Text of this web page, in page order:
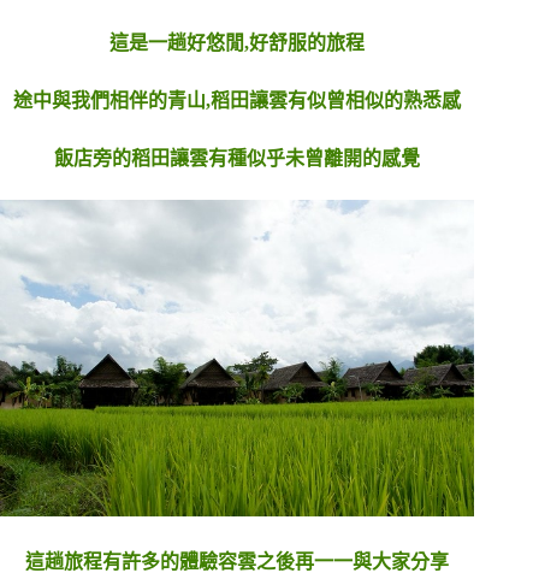
這是一趟好悠閒,好舒服的旅程
途中與我們相伴的青山,稻田讓雲有似曾相似的熟悉感
飯店旁的稻田讓雲有種似乎未曾離開的感覺
這趟旅程有許多的體驗容雲之後再一一與大家分享